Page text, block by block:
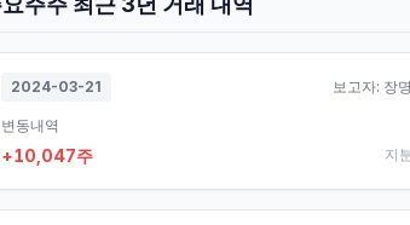
2024-03-21 보고자: 장
변동내역
+10,047주
지